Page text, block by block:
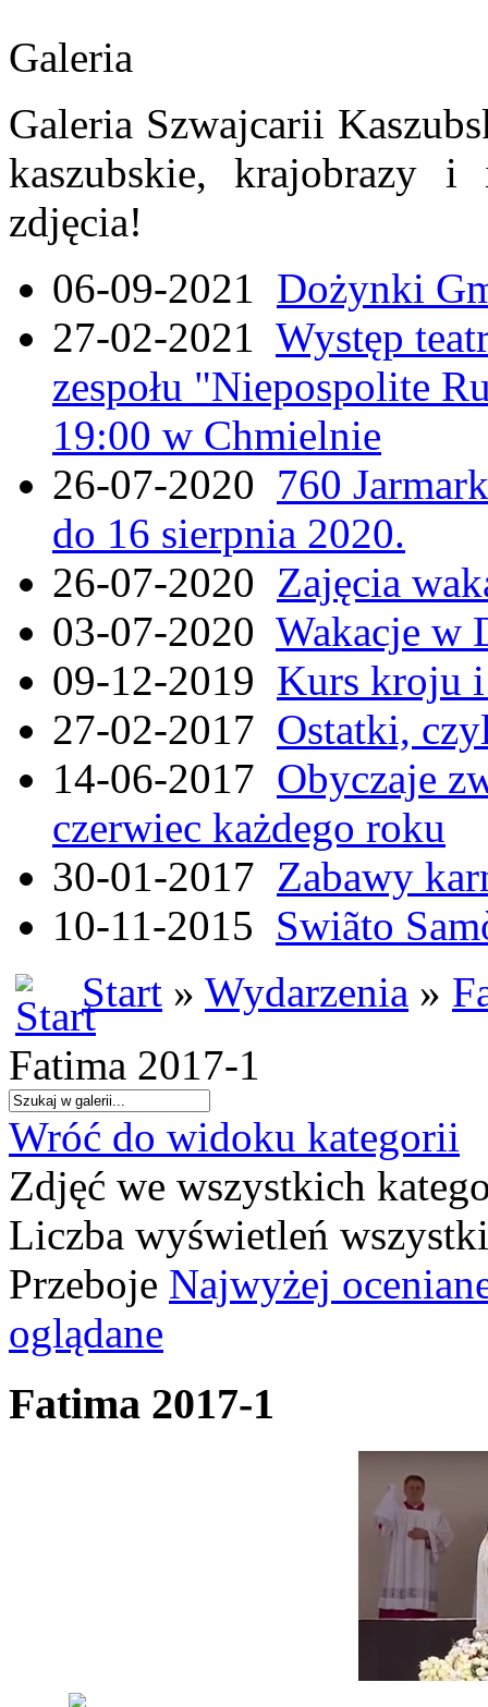
Galeria
Galeria Szwajcarii
kaszubskie, krajobrazy
zdjęcia!
06-09-2021 Dożynki
27-02-2021 Występ
zespołu "Niepospolite
19:00 w Chmielnie
26-07-2020 760
do 16 sierpnia 2020.
26-07-2020 Zajęcia
03-07-2020 Wakacje w
09-12-2019 Kurs kroju i
27-02-2017 Ostatki,
14-06-2017 Obyczaje
czerwiec każdego roku
30-01-2017 Zabawy
10-11-2015 Swiãto
Start » Wydarzenia »
Fatima 2017-1
Wróć do widoku kategorii
Zdjęć we wszystkich
Liczba wyświetleń
Przeboje Najwyżej
oglądane
Fatima 2017-1